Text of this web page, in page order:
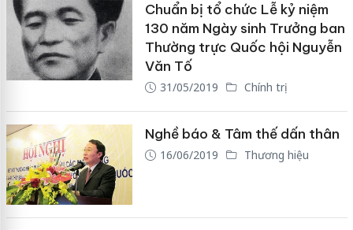
Chuẩn bị tổ chức Lễ kỷ niệm
130 năm Ngày sinh Trưởng ban
Thường trực Quốc hội Nguyễn
Văn Tố
31/05/2019 Chính trị
Nghề báo & Tâm thế dấn thân
16/06/2019 Thương hiệu